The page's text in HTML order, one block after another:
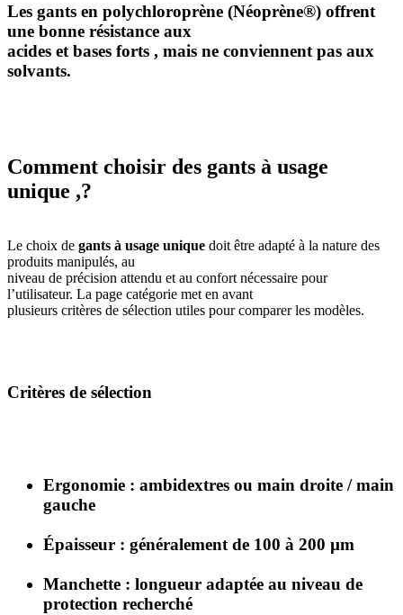
Les gants en polychloroprène (Néoprène®) offrent
une bonne résistance aux
acides et bases forts , mais ne conviennent pas aux
solvants.
Comment choisir des gants à usage
unique ,?
Le choix de gants à usage unique doit être adapté à la nature des
produits manipulés, au
niveau de précision attendu et au confort nécessaire pour
l’utilisateur. La page catégorie met en avant
plusieurs critères de sélection utiles pour comparer les modèles.
Critères de sélection
Ergonomie : ambidextres ou main droite / main
gauche
Épaisseur : généralement de 100 à 200 µm
Manchette : longueur adaptée au niveau de
protection recherché